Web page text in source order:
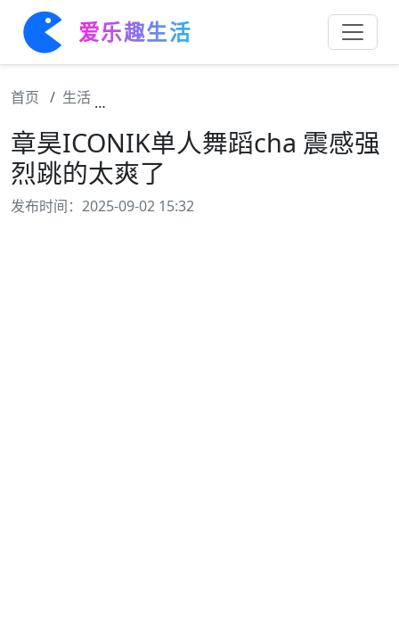
爱乐趣生活
首页 生活
章昊ICONIK单人舞蹈cha 震感强
烈跳的太爽了
发布时间：2025-09-02 15:32